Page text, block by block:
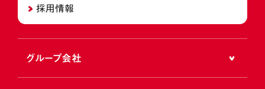
採用情報
グループ会社